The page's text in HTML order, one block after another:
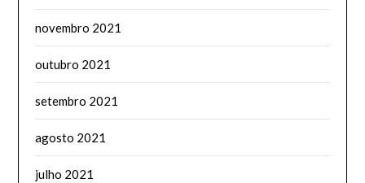
novembro 2021
outubro 2021
setembro 2021
agosto 2021
julho 2021